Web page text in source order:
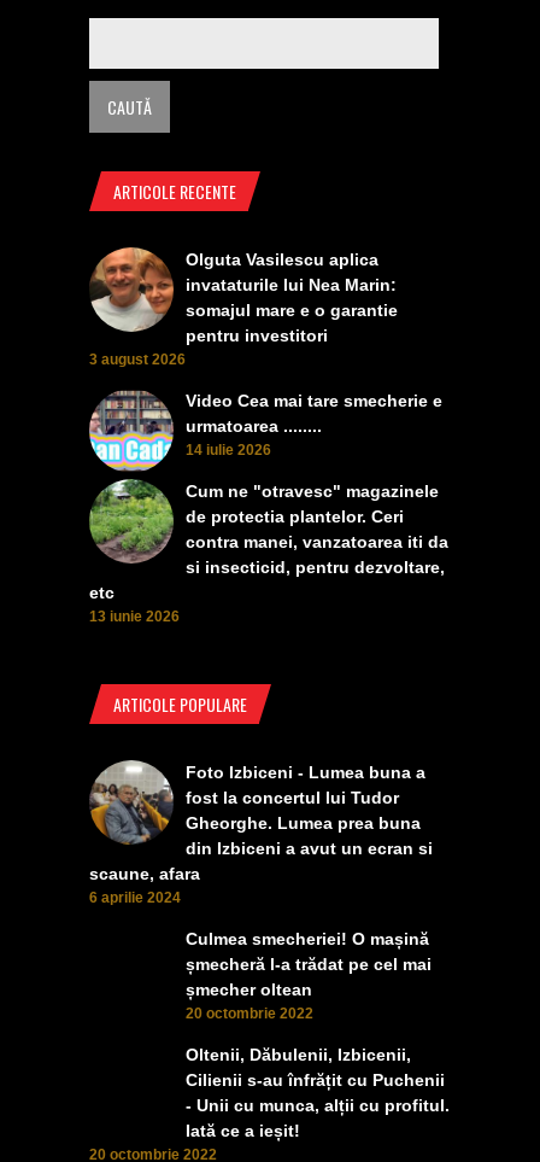
ARTICOLE RECENTE
Olguta Vasilescu aplica
invataturile lui Nea Marin:
somajul mare e o garantie
pentru investitori
3 august 2026
Video Cea mai tare smecherie e
urmatoarea ........
14 iulie 2026
Cum ne "otravesc" magazinele
de protectia plantelor. Ceri
contra manei, vanzatoarea iti da
si insecticid, pentru dezvoltare,
etc
13 iunie 2026
ARTICOLE POPULARE
Foto Izbiceni - Lumea buna a
fost la concertul lui Tudor
Gheorghe. Lumea prea buna
din Izbiceni a avut un ecran si
scaune, afara
6 aprilie 2024
Culmea smecheriei! O mașină
șmecheră l-a trădat pe cel mai
șmecher oltean
20 octombrie 2022
Oltenii, Dăbulenii, Izbicenii,
Cilienii s-au înfrățit cu Puchenii
- Unii cu munca, alții cu profitul.
Iată ce a ieșit!
20 octombrie 2022